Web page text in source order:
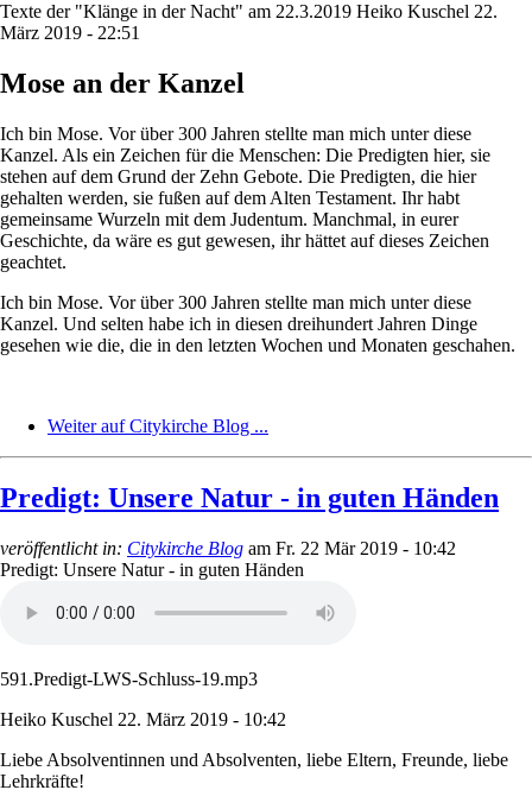
Texte der "Klänge in der Nacht" am 22.3.2019 Heiko Kuschel 22.
März 2019 - 22:51
Mose an der Kanzel
Ich bin Mose. Vor über 300 Jahren stellte man mich unter diese
Kanzel. Als ein Zeichen für die Menschen: Die Predigten hier, sie
stehen auf dem Grund der Zehn Gebote. Die Predigten, die hier
gehalten werden, sie fußen auf dem Alten Testament. Ihr habt
gemeinsame Wurzeln mit dem Judentum. Manchmal, in eurer
Geschichte, da wäre es gut gewesen, ihr hättet auf dieses Zeichen
geachtet.
Ich bin Mose. Vor über 300 Jahren stellte man mich unter diese
Kanzel. Und selten habe ich in diesen dreihundert Jahren Dinge
gesehen wie die, die in den letzten Wochen und Monaten geschahen.
Weiter auf Citykirche Blog ...
Predigt: Unsere Natur - in guten Händen
veröffentlicht in: Citykirche Blog am Fr. 22 Mär 2019 - 10:42
Predigt: Unsere Natur - in guten Händen
591.Predigt-LWS-Schluss-19.mp3
Heiko Kuschel 22. März 2019 - 10:42
Liebe Absolventinnen und Absolventen, liebe Eltern, Freunde, liebe
Lehrkräfte!